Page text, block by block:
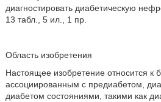
диагностировать диабетическую
13 табл., 5 ил., 1 пр.
Область изобретения
Настоящее изобретение относится к
ассоциированным с предиабетом,
диабетом состояниями, такими как